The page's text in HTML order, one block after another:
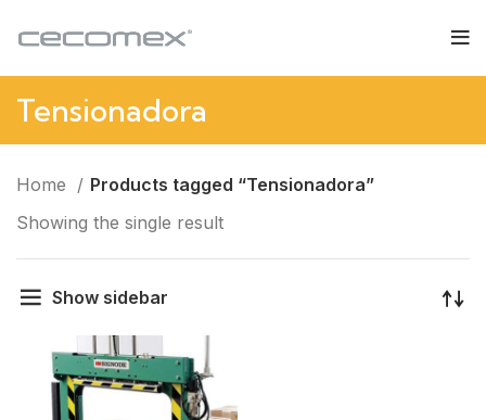
Tensionadora
Home
Products tagged “Tensionadora”
Showing the single result
Show sidebar